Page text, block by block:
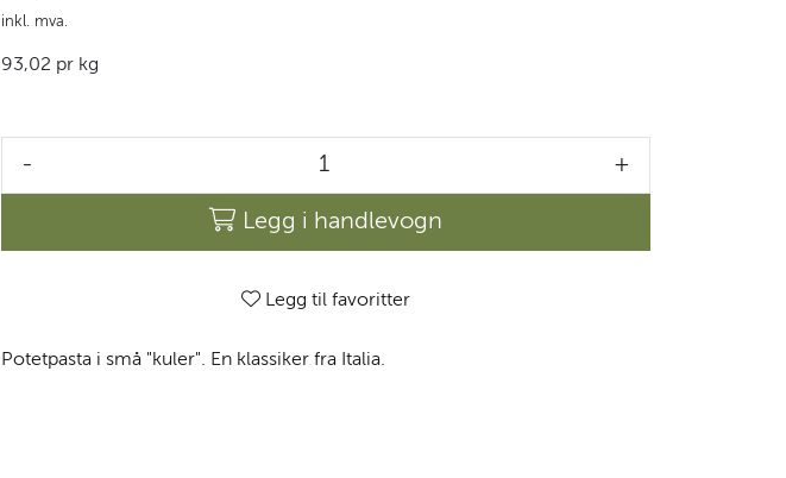
inkl. mva.
93,02 pr kg
- +
Legg i handlevogn
Legg til favoritter
Potetpasta i små "kuler". En klassiker fra Italia.